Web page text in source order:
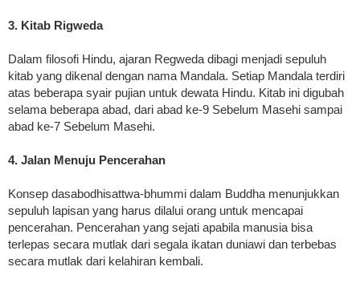
3. Kitab Rigweda
Dalam filosofi Hindu, ajaran Regweda dibagi menjadi sepuluh
kitab yang dikenal dengan nama Mandala. Setiap Mandala terdiri
atas beberapa syair pujian untuk dewata Hindu. Kitab ini digubah
selama beberapa abad, dari abad ke-9 Sebelum Masehi sampai
abad ke-7 Sebelum Masehi.
4. Jalan Menuju Pencerahan
Konsep dasabodhisattwa-bhummi dalam Buddha menunjukkan
sepuluh lapisan yang harus dilalui orang untuk mencapai
pencerahan. Pencerahan yang sejati apabila manusia bisa
terlepas secara mutlak dari segala ikatan duniawi dan terbebas
secara mutlak dari kelahiran kembali.